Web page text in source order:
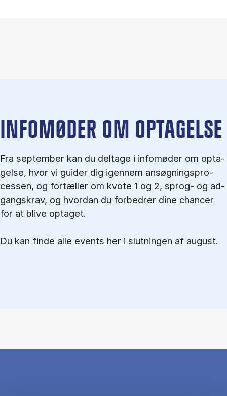
IN­FO­MØ­DER OM OP­TA­GEL­SE
Fra september kan du del­tage i in­fo­mø­der om op­ta­
gel­se, hvor vi gu­i­der dig igen­nem an­søg­nings­pro­
ces­sen, og for­tæl­ler om kvo­te 1 og 2, sprog- og ad­
gangs­krav, og hvordan du forbedrer dine chancer
for at blive optaget.
Du kan finde alle events her i slutningen af august.